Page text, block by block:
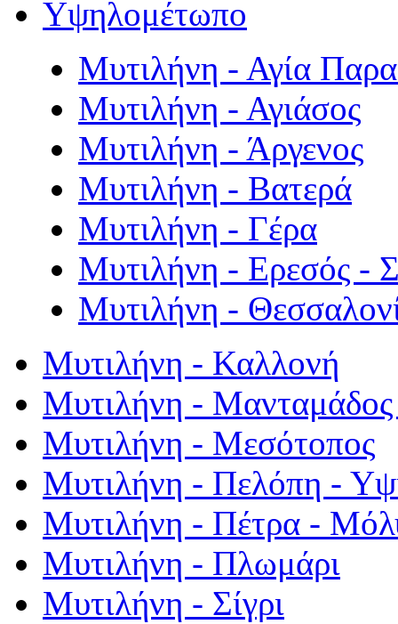
Υψηλομέτωπο
Μυτιλήνη - Αγία
Μυτιλήνη - Αγιάσος
Μυτιλήνη - Άργενος
Μυτιλήνη - Βατερά
Μυτιλήνη - Γέρα
Μυτιλήνη - Ερεσός -
Μυτιλήνη -
Μυτιλήνη - Καλλονή
Μυτιλήνη - Μανταμάδος
Μυτιλήνη - Μεσότοπος
Μυτιλήνη - Πελόπη -
Μυτιλήνη - Πέτρα -
Μυτιλήνη - Πλωμάρι
Μυτιλήνη - Σίγρι